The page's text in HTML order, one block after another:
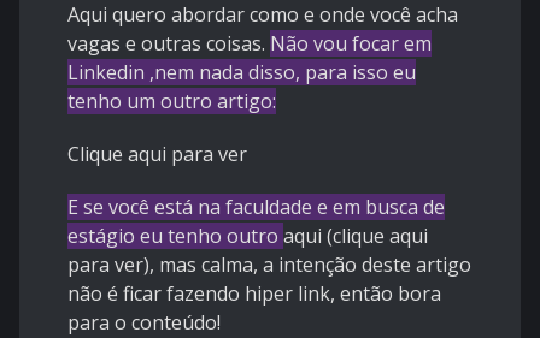
Aqui quero abordar como e onde você acha
vagas e outras coisas. Não vou focar em
Linkedin ,nem nada disso, para isso eu
tenho um outro artigo:
Clique aqui para ver
E se você está na faculdade e em busca de
estágio eu tenho outro aqui (clique aqui
para ver), mas calma, a intenção deste artigo
não é ficar fazendo hiper link, então bora
para o conteúdo!